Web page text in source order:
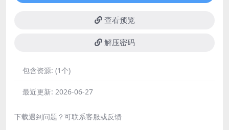
查看预览
解压密码
包含资源: (1个)
最近更新: 2026-06-27
下载遇到问题？可联系客服或反馈